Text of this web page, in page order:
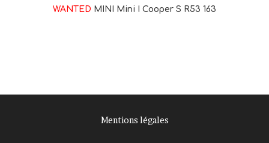
WANTED MINI Mini I Cooper S R53 163
Mentions légales